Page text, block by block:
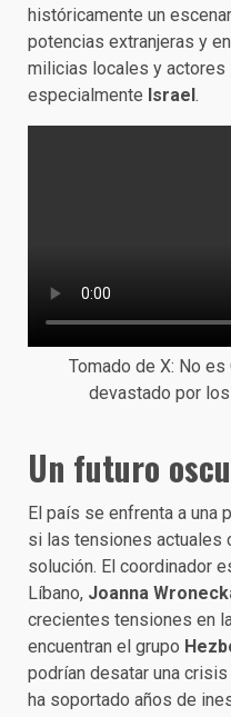
históricamente un
potencias extranjeras y
milicias locales y actores
especialmente Israel.
Tomado de X: No
devastado por
Un futuro
El país se enfrenta a una
si las tensiones actuales
solución. El coordinador
Líbano, Joanna
crecientes tensiones en
encuentran el grupo
podrían desatar una
ha soportado años de